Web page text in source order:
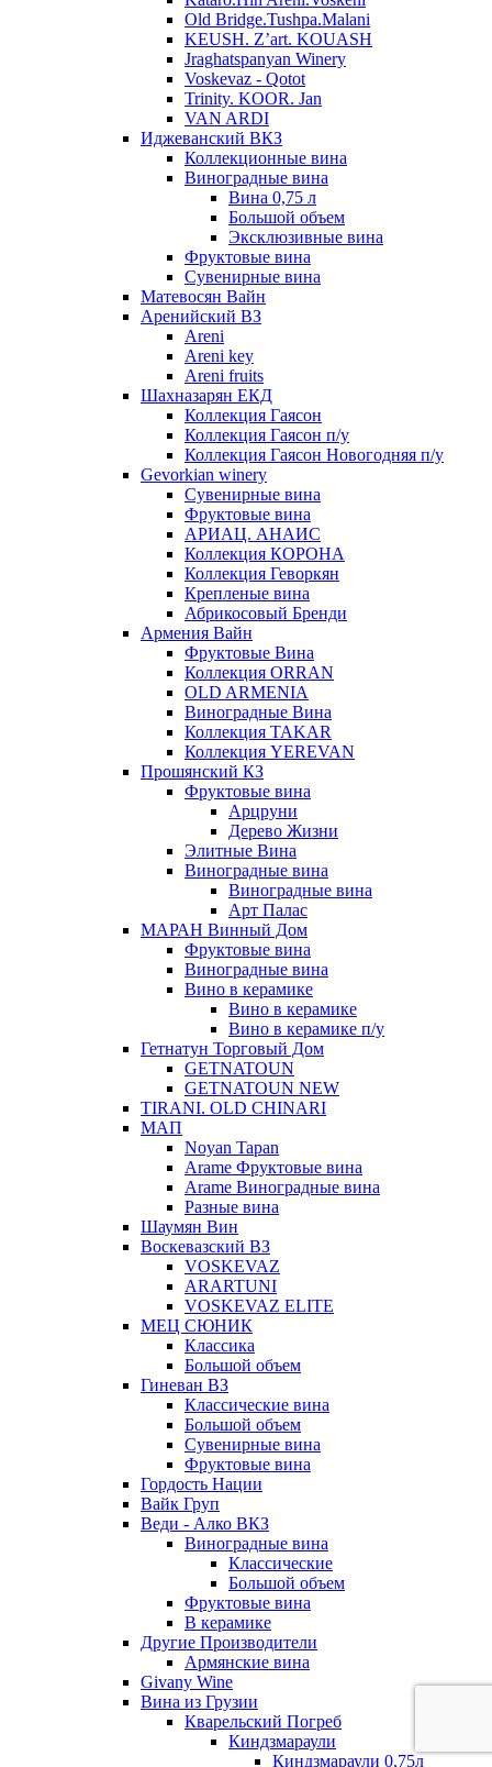
Old Bridge.Tushpa.Malani
KEUSH. Z’art. KOUASH
Jraghatspanyan Winery
Voskevaz - Qotot
Trinity. KOOR. Jan
VAN ARDI
Иджеванский ВКЗ
Коллекционные вина
Виноградные вина
Вина 0,75 л
Большой объем
Эксклюзивные вина
Фруктовые вина
Cувенирные вина
Матевосян Вайн
Аренийский ВЗ
Areni
Areni key
Areni fruits
Шахназарян ЕКД
Коллекция Гаясон
Коллекция Гаясон п/у
Коллекция Гаясон Новогодняя п/у
Gevorkian winery
Сувенирные вина
Фруктовые вина
АРИАЦ. АНАИС
Коллекция КОРОНА
Коллекция Геворкян
Крепленые вина
Абрикосовый Бренди
Армения Вайн
Фруктовые Вина
Коллекция ORRAN
OLD ARMENIA
Виноградные Вина
Коллекция TAKAR
Коллекция YEREVAN
Прошянский КЗ
Фруктовые вина
Арцруни
Дерево Жизни
Элитные Вина
Виноградные вина
Виноградные вина
Арт Палас
МАРАН Винный Дом
Фруктовые вина
Виноградные вина
Вино в керамике
Вино в керамике
Вино в керамике п/у
Гетнатун Торговый Дом
GETNATOUN
GETNATOUN NEW
TIRANI. OLD CHINARI
МАП
Noyan Tapan
Arame Фруктовые вина
Arame Виноградные вина
Разные вина
Шаумян Вин
Воскевазский ВЗ
VOSKEVAZ
ARARTUNI
VOSKEVAZ ELITE
МЕЦ СЮНИК
Классика
Большой объем
Гиневан ВЗ
Классические вина
Большой объем
Сувенирные вина
Фруктовые вина
Гордость Нации
Вайк Груп
Веди - Алко ВКЗ
Виноградные вина
Классические
Большой объем
Фруктовые вина
В керамике
Другие Производители
Армянские вина
Givany Wine
Вина из Грузии
Кварельский Погреб
Киндзмараули
Киндзмараули 0,75л